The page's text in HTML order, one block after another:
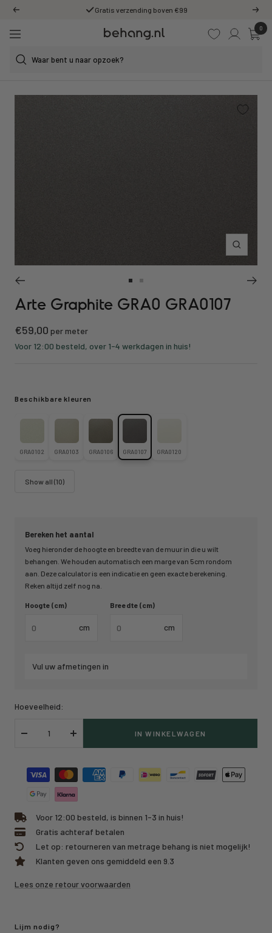
naar
content
Vorige Gratis verzending boven €99
0
Behang.nl
Navigatie
Inzoomen
naarnaar
Arte Graphite GRA0 GRA0107
Kortings
prijs
€59,00 per meter
Voor 12:00 besteld, over 1-4 werkdagen in huis!
Bereken het aantal
Voeg hieronder de hoogte en breedte van de muur in die u wilt
behangen. We houden automatisch een marge van 5cm rondom
aan. Deze calculator is een indicatie en geen exacte berekening.
Reken altijd zelf nog na.
Hoogte (cm)
cm
Breedte (cm)
cm
Vul uw afmetingen in
Beschikbare kleuren
GRA0102 GRA0103 GRA0106 GRA0107 GRA0120
Show all (10)
Hoeveelheid:
Verlaag
Verhoog
IN WINKELWAGEN
Voor 12:00 besteld, is binnen 1-3 in huis!
Gratis achteraf betalen
Let op: retourneren van metrage behang is niet mogelijk!
Klanten geven ons gemiddeld een 9.3
Lees onze retour voorwaarden
Lijm nodig?